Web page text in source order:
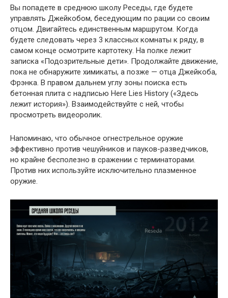
Вы попадете в среднюю школу Реседы, где будете
управлять Джейкобом, беседующим по рации со своим
отцом. Двигайтесь единственным маршрутом. Когда
будете следовать через 3 классных комнаты к ряду, в
самом конце осмотрите картотеку. На полке лежит
записка «Подозрительные дети». Продолжайте движение,
пока не обнаружите химикаты, а позже — отца Джейкоба,
Фрэнка. В правом дальнем углу зоны поиска есть
бетонная плита с надписью Here Lies History («Здесь
лежит история»). Взаимодействуйте с ней, чтобы
просмотреть видеоролик.
Напоминаю, что обычное огнестрельное оружие
эффективно против чешуйников и пауков-разведчиков,
но крайне бесполезно в сражении с терминаторами.
Против них используйте исключительно плазменное
оружие.